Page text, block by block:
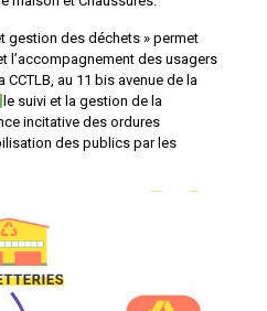
gestion des déchets » permet
l’accompagnement des usagers
CCTLB, au 11 bis avenue de la
le suivi et la gestion de la
incitative des ordures
des publics par les